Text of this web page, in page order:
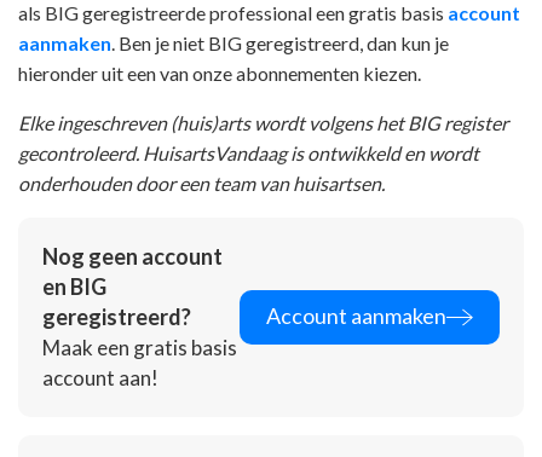
als BIG geregistreerde professional een gratis basis account
aanmaken. Ben je niet BIG geregistreerd, dan kun je
hieronder uit een van onze abonnementen kiezen.
Elke ingeschreven (huis)arts wordt volgens het BIG register
gecontroleerd. HuisartsVandaag is ontwikkeld en wordt
onderhouden door een team van huisartsen.
Nog geen account
en BIG
geregistreerd?
Maak een gratis basis
account aan!
Account aanmaken